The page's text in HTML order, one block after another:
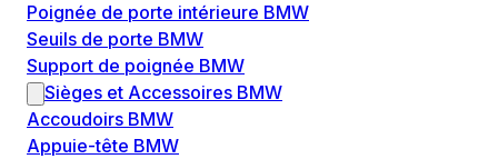
Poignée de porte intérieure BMW
Seuils de porte BMW
Support de poignée BMW
Sièges et Accessoires BMW
Accoudoirs BMW
Appuie-tête BMW